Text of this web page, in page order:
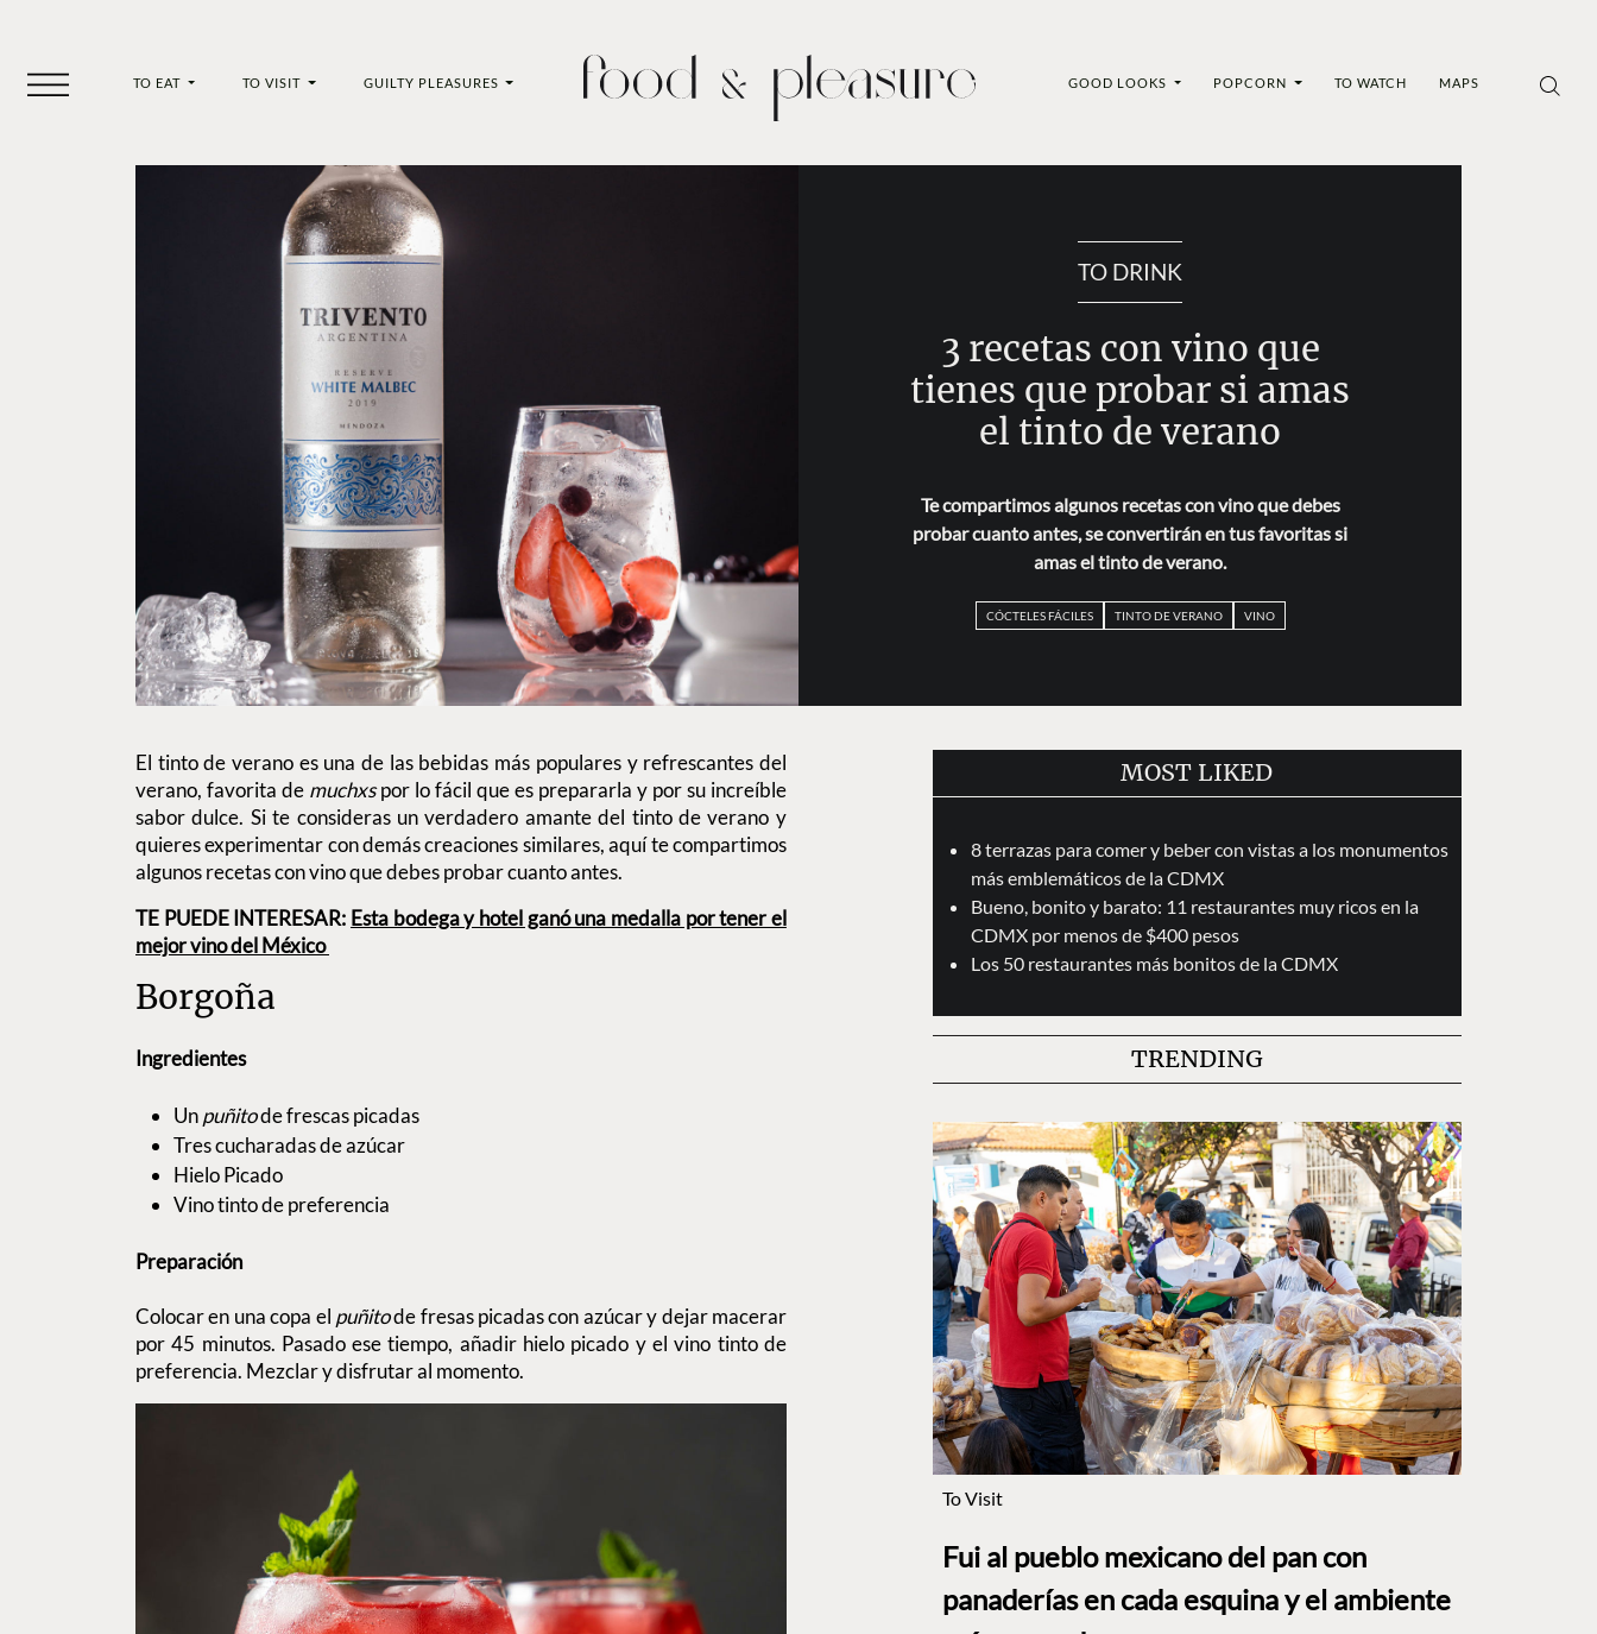
TO EAT TO VISIT GUILTY PLEASURES GOOD LOOKS POPCORN TO WATCH MAPS
TO DRINK
3 recetas con vino que
tienes que probar si amas
el tinto de verano
Te compartimos algunos recetas con vino que debes
probar cuanto antes, se convertirán en tus favoritas si
amas el tinto de verano.
CÓCTELES FÁCILES TINTO DE VERANO VINO
El tinto de verano es una de las bebidas más populares y refrescantes del
verano, favorita de muchxspor lo fácil que es prepararla y por su increíble
sabor dulce. Si te consideras un verdadero amante del tinto de verano y
quieres experimentar con demás creaciones similares, aquí te compartimos
algunos recetas con vino que debes probar cuanto antes.
TE PUEDE INTERESAR: Esta bodega y hotel ganó una medalla por tener el
mejor vino del México
Borgoña
Ingredientes
Unpuñitode frescas picadas
Tres cucharadas de azúcar
Hielo Picado
Vino tinto de preferencia
Preparación
Colocar en una copa el puñitode fresas picadas con azúcar y dejar macerar
por 45 minutos. Pasado ese tiempo, añadir hielo picado y el vino tinto de
preferencia. Mezclar y disfrutar al momento.
MOST LIKED
8 terrazas para comer y beber con vistas a los monumentos
más emblemáticos de la CDMX
Bueno, bonito y barato: 11 restaurantes muy ricos en la
CDMX por menos de $400 pesos
Los 50 restaurantes más bonitos de la CDMX
TRENDING
To Visit
Fui al pueblo mexicano del pan con
panaderías en cada esquina y el ambiente